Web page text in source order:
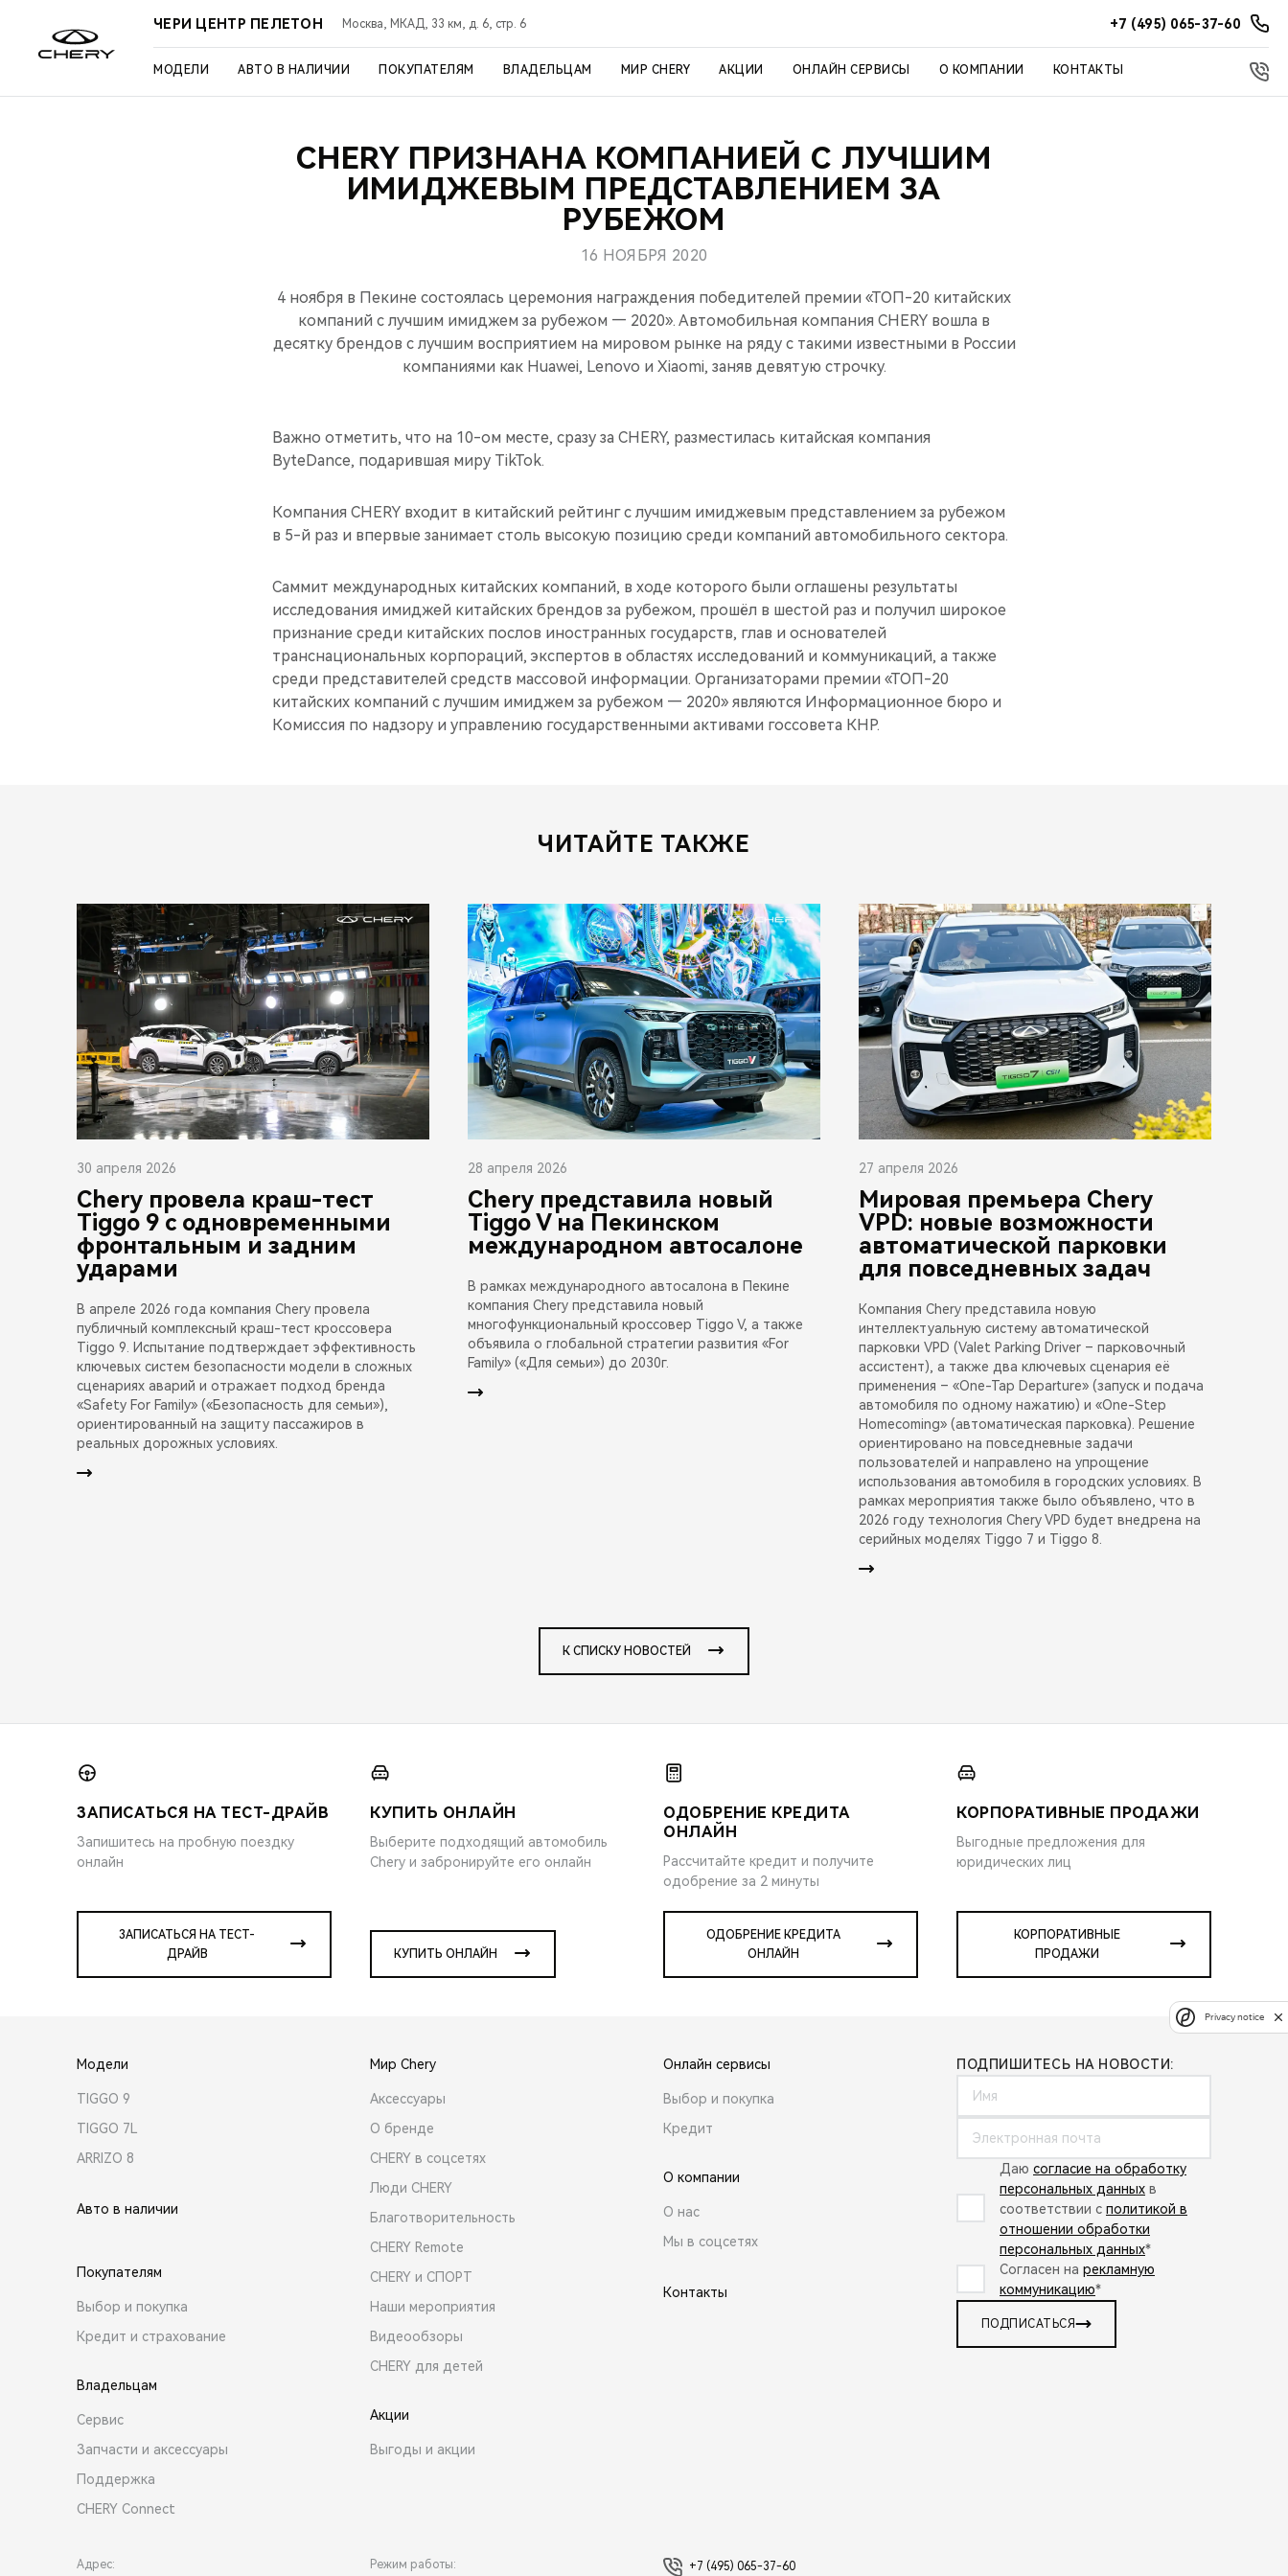
ЧЕРИ ЦЕНТР ПЕЛЕТОН Москва, МКАД, 33 км, д. 6, стр. 6 +7 (495) 065-37-60
МОДЕЛИ АВТО В НАЛИЧИИ ПОКУПАТЕЛЯМ ВЛАДЕЛЬЦАМ МИР CHERY АКЦИИ ОНЛАЙН СЕРВИСЫ О КОМПАНИИ КОНТАКТЫ
CHERY ПРИЗНАНА КОМПАНИЕЙ С ЛУЧШИМ
ИМИДЖЕВЫМ ПРЕДСТАВЛЕНИЕМ ЗА
РУБЕЖОМ
16 НОЯБРЯ 2020
4 ноября в Пекине состоялась церемония награждения победителей премии «ТОП-20 китайских
компаний с лучшим имиджем за рубежом — 2020». Автомобильная компания CHERY вошла в
десятку брендов с лучшим восприятием на мировом рынке на ряду с такими известными в России
компаниями как Huawei, Lenovo и Xiaomi, заняв девятую строчку.
Важно отметить, что на 10-ом месте, сразу за CHERY, разместилась китайская компания
ByteDance, подарившая миру TikTok.
Компания CHERY входит в китайский рейтинг с лучшим имиджевым представлением за рубежом
в 5-й раз и впервые занимает столь высокую позицию среди компаний автомобильного сектора.
Саммит международных китайских компаний, в ходе которого были оглашены результаты
исследования имиджей китайских брендов за рубежом, прошёл в шестой раз и получил широкое
признание среди китайских послов иностранных государств, глав и основателей
транснациональных корпораций, экспертов в областях исследований и коммуникаций, а также
среди представителей средств массовой информации. Организаторами премии «ТОП-20
китайских компаний с лучшим имиджем за рубежом — 2020» являются Информационное бюро и
Комиссия по надзору и управлению государственными активами госсовета КНР.
ЧИТАЙТЕ ТАКЖЕ
30 апреля 2026
Chery провела краш-тест
Tiggo 9 с одновременными
фронтальным и задним
ударами
В апреле 2026 года компания Chery провела
публичный комплексный краш-тест кроссовера
Tiggo 9. Испытание подтверждает эффективность
ключевых систем безопасности модели в сложных
сценариях аварий и отражает подход бренда
«Safety For Family» («Безопасность для семьи»),
ориентированный на защиту пассажиров в
реальных дорожных условиях.
28 апреля 2026
Chery представила новый
Tiggo V на Пекинском
международном автосалоне
В рамках международного автосалона в Пекине
компания Chery представила новый
многофункциональный кроссовер Tiggo V, а также
объявила о глобальной стратегии развития «For
Family» («Для семьи») до 2030г.
27 апреля 2026
Мировая премьера Chery
VPD: новые возможности
автоматической парковки
для повседневных задач
Компания Chery представила новую
интеллектуальную систему автоматической
парковки VPD (Valet Parking Driver – парковочный
ассистент), а также два ключевых сценария её
применения – «One-Tap Departure» (запуск и подача
автомобиля по одному нажатию) и «One-Step
Homecoming» (автоматическая парковка). Решение
ориентировано на повседневные задачи
пользователей и направлено на упрощение
использования автомобиля в городских условиях. В
рамках мероприятия также было объявлено, что в
2026 году технология Chery VPD будет внедрена на
серийных моделях Tiggo 7 и Tiggo 8.
К СПИСКУ НОВОСТЕЙ
ЗАПИСАТЬСЯ НА ТЕСТ-ДРАЙВ
Запишитесь на пробную поездку
онлайн
ЗАПИСАТЬСЯ НА ТЕСТ-
ДРАЙВ
КУПИТЬ ОНЛАЙН
Выберите подходящий автомобиль
Chery и забронируйте его онлайн
КУПИТЬ ОНЛАЙН
ОДОБРЕНИЕ КРЕДИТА
ОНЛАЙН
Рассчитайте кредит и получите
одобрение за 2 минуты
ОДОБРЕНИЕ КРЕДИТА
ОНЛАЙН
КОРПОРАТИВНЫЕ ПРОДАЖИ
Выгодные предложения для
юридических лиц
КОРПОРАТИВНЫЕ
ПРОДАЖИ
Модели
TIGGO 9
TIGGO 7L
ARRIZO 8
Авто в наличии
Покупателям
Выбор и покупка
Кредит и страхование
Владельцам
Сервис
Запчасти и аксессуары
Поддержка
CHERY Connect
Мир Chery
Аксессуары
О бренде
CHERY в соцсетях
Люди CHERY
Благотворительность
CHERY Remote
CHERY и СПОРТ
Наши мероприятия
Видеообзоры
CHERY для детей
Акции
Выгоды и акции
Онлайн сервисы
Выбор и покупка
Кредит
О компании
О нас
Мы в соцсетях
Контакты
ПОДПИШИТЕСЬ НА НОВОСТИ:
Даю согласие на обработку
персональных данных в
соответствии с политикой в
отношении обработки
персональных данных*
Согласен на рекламную
коммуникацию*
ПОДПИСАТЬСЯ
Адрес: Режим работы: +7 (495) 065-37-60
Privacy notice